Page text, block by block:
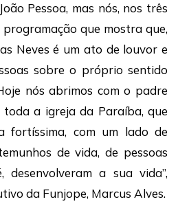
Pessoa, mas nós, nos três
que mostra que,
Neves é um ato de louvor e
sobre o próprio sentido
nós abrimos com o padre
a igreja da Paraíba, que
fortíssima, com um lado de
de vida, de pessoas
desenvolveram a sua vida”,
da Funjope, Marcus Alves.